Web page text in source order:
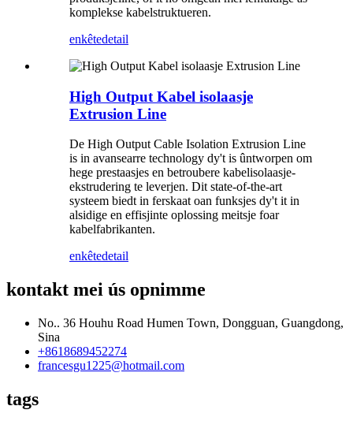
komplekse kabelstruktueren.
enkêtedetail
High Output Kabel isolaasje
Extrusion Line
De High Output Cable Isolation Extrusion Line
is in avansearre technology dy't is ûntworpen om
hege prestaasjes en betroubere kabelisolaasje-
ekstrudering te leverjen. Dit state-of-the-art
systeem biedt in ferskaat oan funksjes dy't it in
alsidige en effisjinte oplossing meitsje foar
kabelfabrikanten.
enkêtedetail
kontakt mei ús opnimme
No.. 36 Houhu Road Humen Town, Dongguan, Guangdong,
Sina
+8618689452274
francesgu1225@hotmail.com
tags